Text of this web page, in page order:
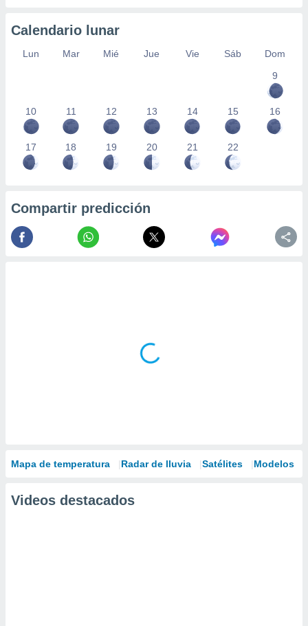
Calendario lunar
Lun Mar Mié Jue Vie Sáb
Dom
9
10 11 12 13 14 15 16
17 18 19 20 21 22
Compartir predicción
Mapa de temperatura Radar de lluvia Satélites Modelos
Videos destacados